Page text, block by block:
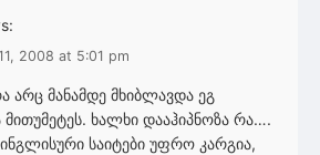
2008 at 5:01 pm
არც მანამდე მხიბლავდა ეგ
ხალხი დააჰიპნოზა რა….
ინგლისური საიტები უფრო კარგია,